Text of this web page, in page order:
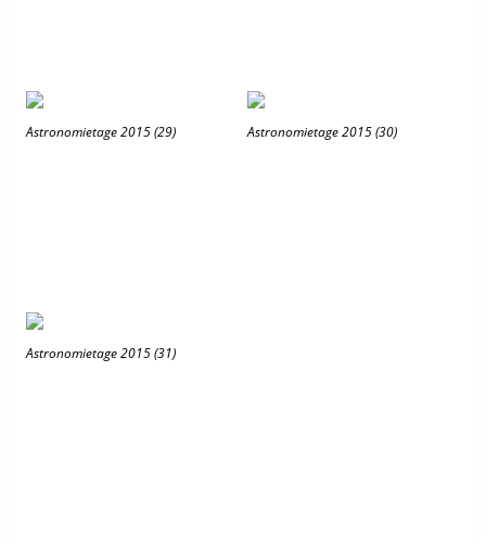
Astronomietage 2015 (29) Astronomietage 2015 (30)
Astronomietage 2015 (31)